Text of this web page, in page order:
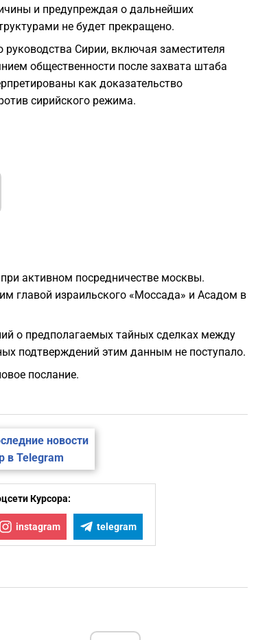
и предупреждая о дальнейших
не будет прекращено.
Сирии, включая заместителя
общественности после захвата штаба
как доказательство
сирийского режима.
активном посредничестве москвы.
главой израильского «Моссада» и Асадом в
о предполагаемых тайных сделках между
подтверждений этим данным не поступало.
послание.
новости
в Telegram
Курсора:
instagram telegram